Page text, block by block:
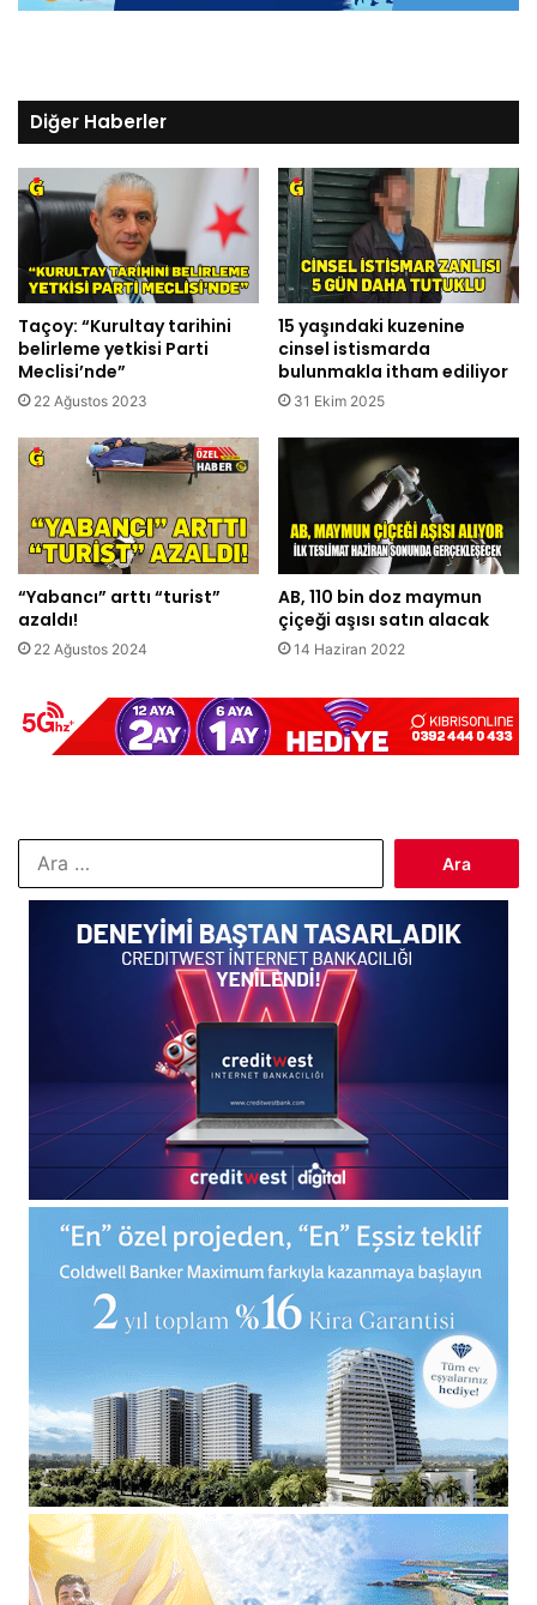
Diğer Haberler
Taçoy: “Kurultay tarihini
belirleme yetkisi Parti
Meclisi’nde”
22 Ağustos 2023
15 yaşındaki kuzenine
cinsel istismarda
bulunmakla itham ediliyor
31 Ekim 2025
“Yabancı” arttı “turist”
azaldı!
22 Ağustos 2024
AB, 110 bin doz maymun
çiçeği aşısı satın alacak
14 Haziran 2022